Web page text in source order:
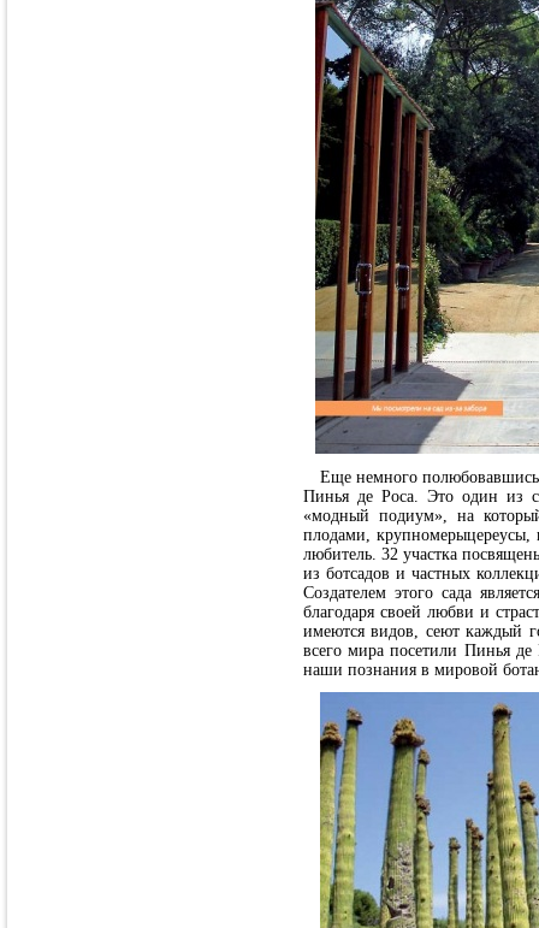
Еще немного полюбовавшись
Пинья де Роса. Это один из
«модный подиум», на
плодами, крупномерыцереусы,
любитель. 32 участка
из ботсадов и частных
Создателем этого сада
благодаря своей любви и
имеются видов, сеют каждый
всего мира посетили Пинья де
наши познания в мировой